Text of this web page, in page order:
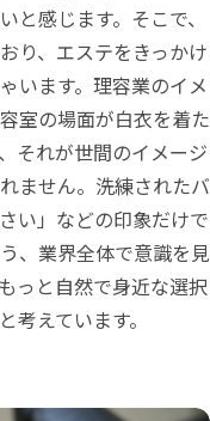
感じます。そこで、
り、エステをきっかけ
います。理容業のイメ
室の場面が白衣を着た
それが世間のイメージ
ません。洗練されたバ
い」などの印象だけで
、業界全体で意識を見
っと自然で身近な選択
えています。